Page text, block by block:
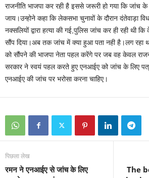
राजनीति भाजपा कर रही है इससे जरूरी हो गया कि जांच
जाय।उन्होने कहा कि लेकसभा चुनावों के दौरान दंतेवाड़ा
नक्सलियों द्वारा हत्या की गई,पुलिस जांच कर ही रही थी
सौंप दिया।अब तक जांच में क्या हुआ पता नही है।लग रहा
को सौंपने की भाजपा नेता पहल करेंगे पर जब वह केवल
सरकार ने स्वयं पहल करते हुए एनआईए को जांच के लिए
एनआईए की जांच पर भरोसा करना चाहिए।
पिछला लेख
रमन ने एनआईए से जांच के लिए
The